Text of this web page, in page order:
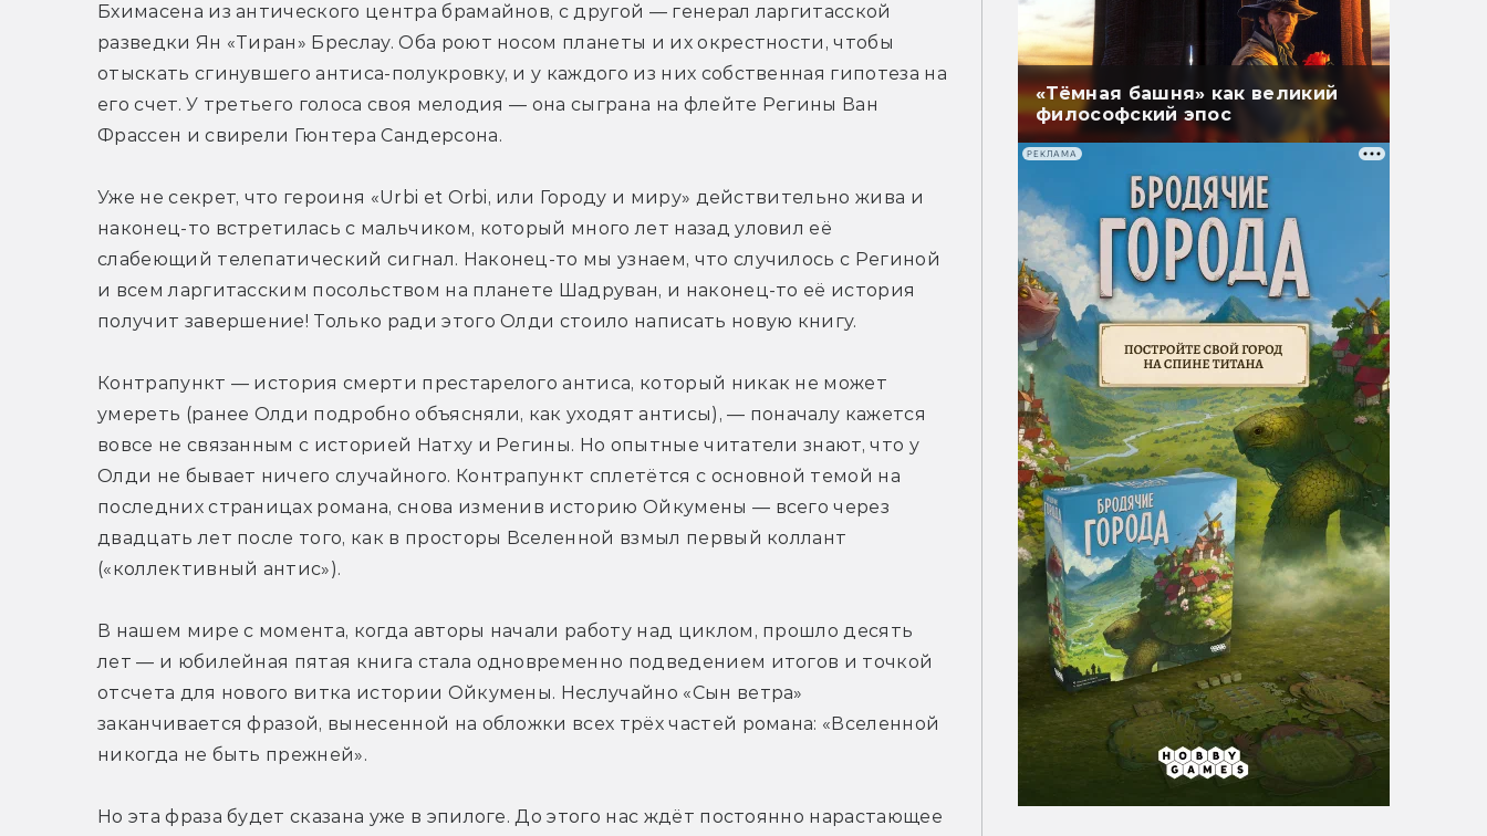
Бхимасена из антического центра брамайнов, с другой — генерал ларгитасской
разведки Ян «Тиран» Бреслау. Оба роют носом планеты и их окрестности, чтобы
отыскать сгинувшего антиса-полукровку, и у каждого из них собственная гипотеза на
его счет. У третьего голоса своя мелодия — она сыграна на флейте Регины Ван
Фрассен и свирели Гюнтера Сандерсона.
Уже не секрет, что героиня «Urbi et Orbi, или Городу и миру» действительно жива и
наконец-то встретилась с мальчиком, который много лет назад уловил её
слабеющий телепатический сигнал. Наконец-то мы узнаем, что случилось с Региной
и всем ларгитасским посольством на планете Шадруван, и наконец-то её история
получит завершение! Только ради этого Олди стоило написать новую книгу.
Контрапункт — история смерти престарелого антиса, который никак не может
умереть (ранее Олди подробно объясняли, как уходят антисы), — поначалу кажется
вовсе не связанным с историей Натху и Регины. Но опытные читатели знают, что у
Олди не бывает ничего случайного. Контрапункт сплетётся с основной темой на
последних страницах романа, снова изменив историю Ойкумены — всего через
двадцать лет после того, как в просторы Вселенной взмыл первый коллант
(«коллективный антис»).
В нашем мире с момента, когда авторы начали работу над циклом, прошло десять
лет — и юбилейная пятая книга стала одновременно подведением итогов и точкой
отсчета для нового витка истории Ойкумены. Неслучайно «Сын ветра»
заканчивается фразой, вынесенной на обложки всех трёх частей романа: «Вселенной
никогда не быть прежней».
Но эта фраза будет сказана уже в эпилоге. До этого нас ждёт постоянно нарастающее
«Тёмная башня» как великий
философский эпос
РЕКЛАМА